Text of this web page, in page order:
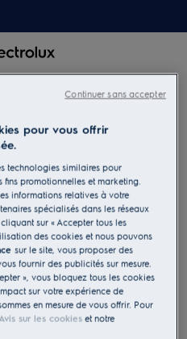
linge séchant. Aussi
il vous permet de
temps.
pour vous offrir
technologies similaires pour
fins promotionnelles et marketing.
informations relatives à votre
spécialisés dans les réseaux
sur « Accepter tous les
des cookies et nous pouvons
sur le site, vous proposer des
fournir des publicités sur mesure.
», vous bloquez tous les cookies
sur votre expérience de
en mesure de vous offrir. Pour
Avis sur les cookies et notre
Continuer sans accepter